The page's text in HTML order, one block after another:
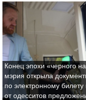
Конец эпохи «черного
мэрия открыла
по электронному билету
от одесситов